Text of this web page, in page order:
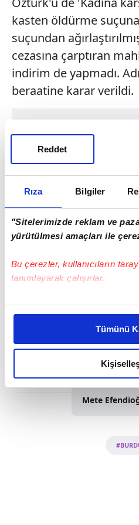
Rıza Bilgiler
"Sitelerimizde reklam ve
yürütülmesi amaçları ile
Bu çerezler, kullanıcıların
tanımlayarak çalışırlar.
Bu çerezlere izin vermeniz
daha iyi reklam deneyimi
amacımızın size daha iyi bir
olduğunu ve sizlere en iyi
elimizden gelen çabayı
reklamların maliyetlerimizi
kalemimiz olduğunu sizlere
takdirde, kullanıcılara hedefli
Tümünü
Reddet
kasten öldürme
suçundan
cezasına çarptıran
indirim de yapmadı.
beraatine karar verildi.
Mete